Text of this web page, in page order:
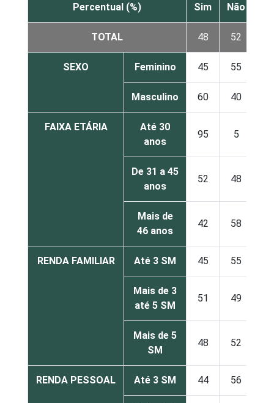
Percentual (%) Sim Não
TOTAL 48 52
SEXO Feminino 45 55
Masculino 60 40
FAIXA ETÁRIA
Até 30
anos
95 5
De 31 a 45
anos
52 48
Mais de
46 anos
42 58
RENDA FAMILIAR Até 3 SM 45 55
Mais de 3
até 5 SM
51 49
Mais de 5
SM
48 52
RENDA PESSOAL Até 3 SM 44 56